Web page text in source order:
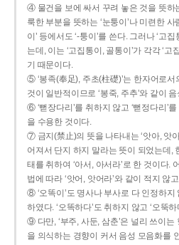
④ 물건을 보에 싸서 꾸려 놓은 것을 뜻하
룩한 부분을 뜻하는 ‘눈퉁이’나 미련한
이’ 등에서도 ‘-퉁이’를 쓴다. 그러나 ‘고
는데, 이는 ‘고집통이, 골통이’가 각각 ‘고
기 때문이다.
⑤ ‘봉족(奉足), 주초(柱礎)’는 한자어로
것이 일반적이므로 ‘봉죽, 주추’와 같이
⑥ ‘뻗장다리’를 취하지 않고 ‘뻗정다리’
을 수용한 것이다.
⑦ 금지(禁止)의 뜻을 나타내는 ‘앗아, 앗
어져서 단지 하지 말라는 뜻이 되었는데,
태를 취하여 ‘아서, 아서라’로 한 것이다.
법에 따라 ‘앗어, 앗어라’와 같이 적지 않
⑧ ‘오똑이’도 명사나 부사로 다 인정하지
하였다. ‘오똑하다’도 취하지 않고 ‘오뚝
⑨ 다만, ‘부주, 사둔, 삼춘’은 널리 쓰이
을 의식하는 경향이 커서 음성 모음화를